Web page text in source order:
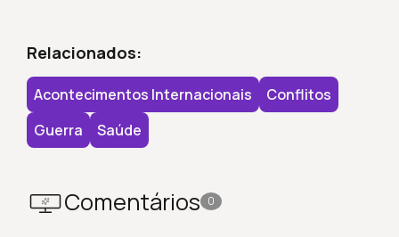
Relacionados:
Acontecimentos Internacionais
Conflitos
Guerra
Saúde
Comentários 0